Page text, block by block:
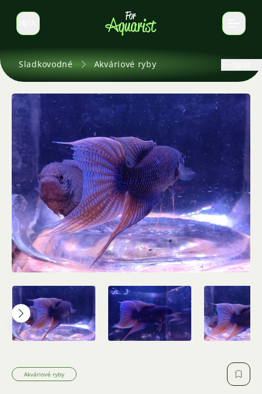
Prepnúť jazyk
Sladkovodné Akváriové ryby
Akváriové ryby